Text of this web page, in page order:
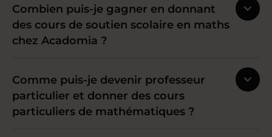
Combien puis-je gagner en donnant
des cours de soutien scolaire en maths
chez Acadomia ?
Comme puis-je devenir professeur
particulier et donner des cours
particuliers de mathématiques ?